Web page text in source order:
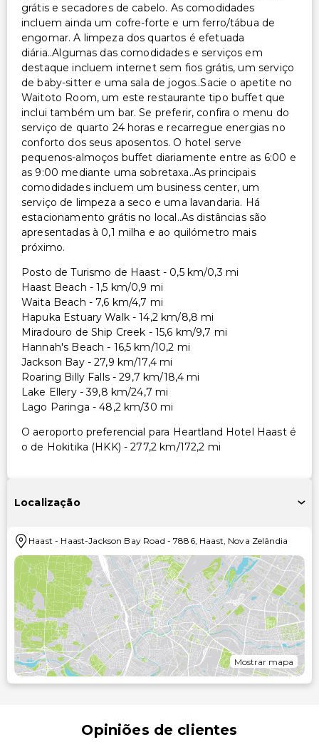
grátis e secadores de cabelo. As comodidades
incluem ainda um cofre-forte e um ferro/tábua de
engomar. A limpeza dos quartos é efetuada
diária..Algumas das comodidades e serviços em
destaque incluem internet sem fios grátis, um serviço
de baby-sitter e uma sala de jogos..Sacie o apetite no
Waitoto Room, um este restaurante tipo buffet que
inclui também um bar. Se preferir, confira o menu do
serviço de quarto 24 horas e recarregue energias no
conforto dos seus aposentos. O hotel serve
pequenos-almoços buffet diariamente entre as 6:00 e
as 9:00 mediante uma sobretaxa..As principais
comodidades incluem um business center, um
serviço de limpeza a seco e uma lavandaria. Há
estacionamento grátis no local..As distâncias são
apresentadas à 0,1 milha e ao quilómetro mais
próximo.
Posto de Turismo de Haast - 0,5 km/0,3 mi
Haast Beach - 1,5 km/0,9 mi
Waita Beach - 7,6 km/4,7 mi
Hapuka Estuary Walk - 14,2 km/8,8 mi
Miradouro de Ship Creek - 15,6 km/9,7 mi
Hannah's Beach - 16,5 km/10,2 mi
Jackson Bay - 27,9 km/17,4 mi
Roaring Billy Falls - 29,7 km/18,4 mi
Lake Ellery - 39,8 km/24,7 mi
Lago Paringa - 48,2 km/30 mi
O aeroporto preferencial para Heartland Hotel Haast é
o de Hokitika (HKK) - 277,2 km/172,2 mi
Localização
Haast - Haast-Jackson Bay Road -7886, Haast Nova Zelândia
Mostrar mapa
Opiniões de clientes